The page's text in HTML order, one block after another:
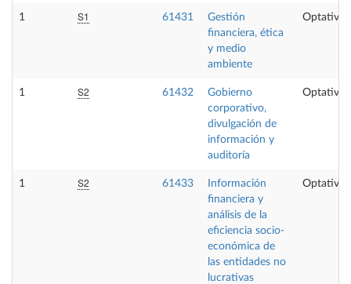
1 S1 61431
Gestión
financiera, ética
y medio
ambiente
Optativa
1 S2 61432
Gobierno
corporativo,
divulgación de
información y
auditoría
Optativa
1 S2 61433
Información
financiera y
análisis de la
eficiencia socio-
económica de
las entidades no
lucrativas
Optativa